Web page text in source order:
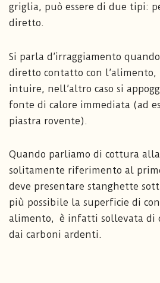
griglia, può essere di due tipi:
diretto.
Si parla d’irraggiamento
diretto contatto con l’alimento,
intuire, nell’altro caso si
fonte di calore immediata (ad
piastra rovente).
Quando parliamo di cottura
solitamente riferimento al
deve presentare stanghette
più possibile la superficie di
alimento, è infatti sollevata di
dai carboni ardenti.